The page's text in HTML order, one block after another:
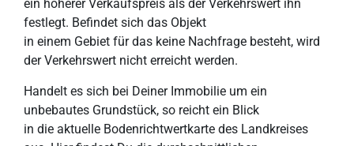
ein höherer Verkaufspreis als der Verkehrswert ihn
festlegt. Befindet sich das Objekt
in einem Gebiet für das keine Nachfrage besteht, wird
der Verkehrswert nicht erreicht werden.
Handelt es sich bei Deiner Immobilie um ein
unbebautes Grundstück, so reicht ein Blick
in die aktuelle Bodenrichtwertkarte des Landkreises